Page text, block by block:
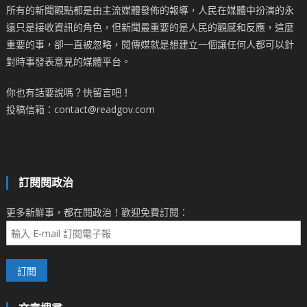
所有的新聞觀點都是由主流媒體發佈的報導，人民在媒體中扮演的永
遠只是接收資訊的角色，但新聞最重要的是人民的觀感和反應，這麼
重要的事，卻一直被忽略，閱傳媒就是想建立一個讓任何人都可以針
對時事發表意見的媒體平台。
你也有話要說嗎？快留言吧！
投稿信箱：contact@readgov.com
訂閱閱政治
更多新鮮事，都在閱政治！歡迎免費訂閱：